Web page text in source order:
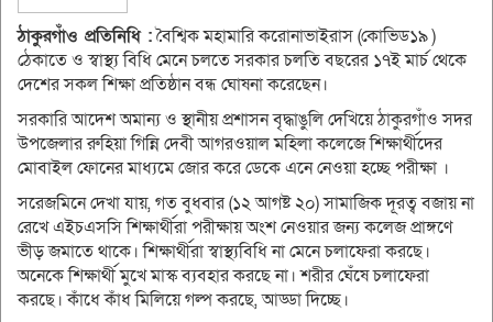
ঠাকুরগাঁও প্রতিনিধি :বৈশ্বিক মহামারি করোনাভাইরাস (কোভিড১৯ )
ঠেকাতে ও স্বাস্থ্য বিধি মেনে চলতে সরকার চলতি বছরের ১৭ই মার্চ থেকে
দেশের সকল শিক্ষা প্রতিষ্ঠান বন্ধ ঘোষনা করেছেন।
সরকারি আদেশ অমান্য ও স্থানীয় প্রশাসন বৃদ্ধাঙুলি দেখিয়ে ঠাকুরগাঁও সদর
উপজেলার রুহিয়া গিন্নি দেবী আগরওয়াল মহিলা কলেজে শিক্ষার্থীদের
মোবাইল ফোনের মাধ্যমে জোর করে ডেকে এনে নেওয়া হচ্ছে পরীক্ষা ।
সরেজমিনে দেখা যায়, গত বুধবার (১২ আগষ্ট ২০) সামাজিক দূরত্ব বজায় না
রেখে এইচএসসি শিক্ষার্থীরা পরীক্ষায় অংশ নেওয়ার জন্য কলেজ প্রাঙ্গণে
ভীড় জমাতে থাকে। শিক্ষার্থীরা স্বাস্থ্যবিধি না মেনে চলাফেরা করছে।
অনেকে শিক্ষার্থী মুখে মাস্ক ব্যবহার করছে না। শরীর ঘেঁষে চলাফেরা
করছে। কাঁধে কাঁধ মিলিয়ে গল্প করছে, আড্ডা দিচ্ছে।